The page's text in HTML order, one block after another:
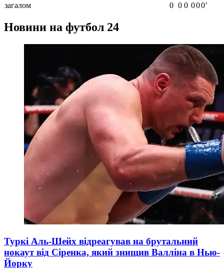
загалом 0 0 0 000ʼ
Новини на футбол 24
Туркі Аль-Шейх відреагував на брутальний
нокаут від Сіренка, який знищив Валліна в Нью-
Йорку